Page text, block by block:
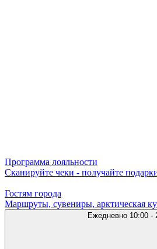
Программа лояльности
Сканируйте чеки - получайте
Гостям города
Маршруты, сувениры, арктическая
Ежедневно 10:00 -